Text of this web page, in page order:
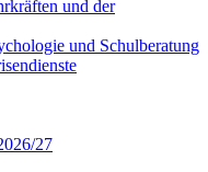
und der
und Schulberatung
27